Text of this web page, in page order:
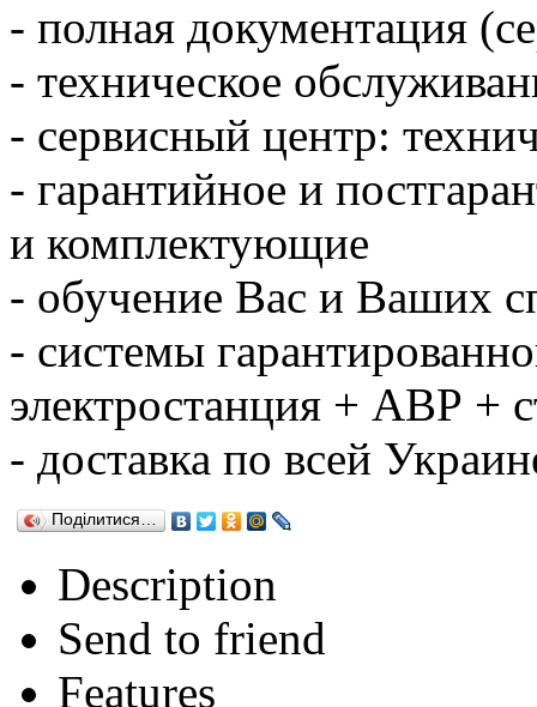
- полная документация
- техническое
- сервисный центр:
- гарантийное и
и комплектующие
- обучение Вас и Ваших
- системы
электростанция + АВР +
- доставка по всей
Поділитися…
Description
Send to friend
Features